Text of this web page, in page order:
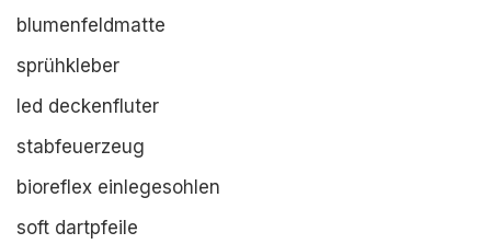
blumenfeldmatte
sprühkleber
led deckenfluter
stabfeuerzeug
bioreflex einlegesohlen
soft dartpfeile